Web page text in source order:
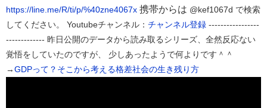
https://line.me/R/ti/p/%40zne4067x 携帯からは @kef1067d で検索
してください。 Youtubeチャンネル： チャンネル登録 -----------------
------------- 昨日公開のデータから読み取るシリーズ、全然反応ない
覚悟をしていたのですが、 少しあったようで何よりです＾＾
→ GDPって？そこから考える格差社会の生き残り方